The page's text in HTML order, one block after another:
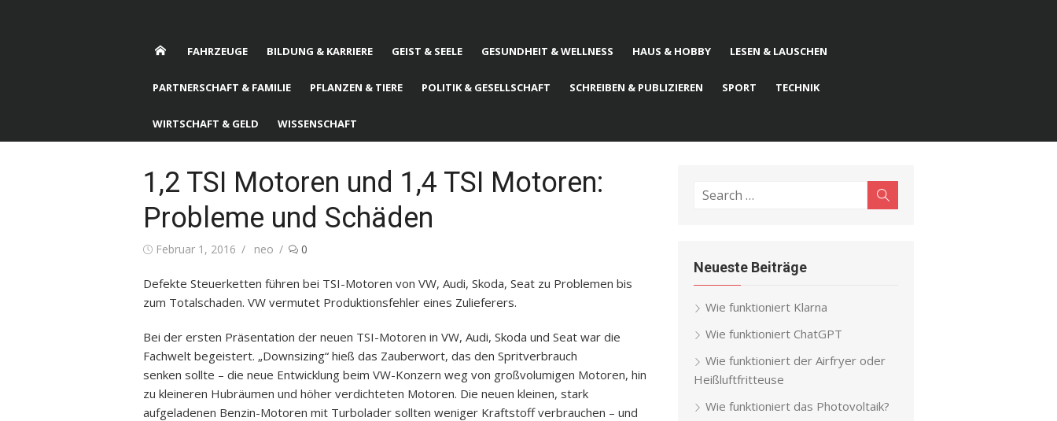
FAHRZEUGE BILDUNG & KARRIERE GEIST & SEELE GESUNDHEIT & WELLNESS HAUS & HOBBY LESEN & LAUSCHEN
PARTNERSCHAFT & FAMILIE PFLANZEN & TIERE POLITIK & GESELLSCHAFT SCHREIBEN & PUBLIZIEREN SPORT TECHNIK
WIRTSCHAFT & GELD WISSENSCHAFT
1,2 TSI Motoren und 1,4 TSI Motoren:
Probleme und Schäden
Posted
Februar 1, 2016 Author
neo 0
Defekte Steuerketten führen bei TSI-Motoren von VW, Audi, Skoda, Seat zu Problemen bis
zum Totalschaden. VW vermutet Produktionsfehler eines Zulieferers.
Bei der ersten Präsentation der neuen TSI-Motoren in VW, Audi, Skoda und Seat war die
Fachwelt begeistert. „Downsizing“ hieß das Zauberwort, das den Spritverbrauch
senken sollte – die neue Entwicklung beim VW-Konzern weg von großvolumigen Motoren, hin
zu kleineren Hubräumen und höher verdichteten Motoren. Die neuen kleinen, stark
aufgeladenen Benzin-Motoren mit Turbolader sollten weniger Kraftstoff verbrauchen – und
Search
Neueste Beiträge
Wie funktioniert Klarna
Wie funktioniert ChatGPT
Wie funktioniert der Airfryer oder
Heißluftfritteuse
Wie funktioniert das Photovoltaik?